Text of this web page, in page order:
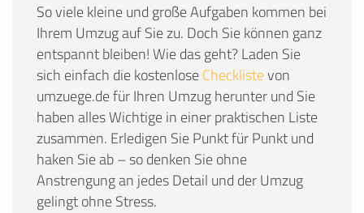
So viele kleine und große Aufgaben kommen bei
Ihrem Umzug auf Sie zu. Doch Sie können ganz
entspannt bleiben! Wie das geht? Laden Sie
sich einfach die kostenloseChecklistevon
umzuege.de für Ihren Umzug herunter und Sie
haben alles Wichtige in einer praktischen Liste
zusammen. Erledigen Sie Punkt für Punkt und
haken Sie ab – so denken Sie ohne
Anstrengung an jedes Detail und der Umzug
gelingt ohne Stress.